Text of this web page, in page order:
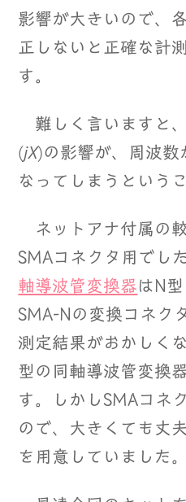
影響が大きいので、
正しないと正確な計
す。
難しく言いますと
(jX)の影響が、周波数
なってしまうという
ネットアナ付属の
SMAコネクタ用でし
軸導波管変換器 はN
SMA-Nの変換コネク
測定結果がおかしく
型の同軸導波管変換
す。しかしSMAコネ
ので、大きくても丈
を用意していました。